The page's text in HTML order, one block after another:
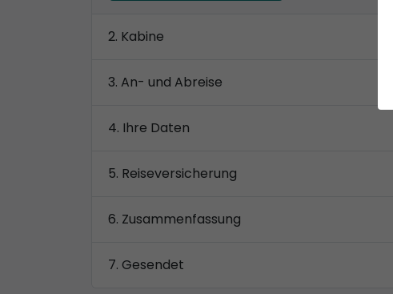
Kabine
An- und Abreise
Ihre Daten
Reiseversicherung
Zusammenfassung
Gesendet